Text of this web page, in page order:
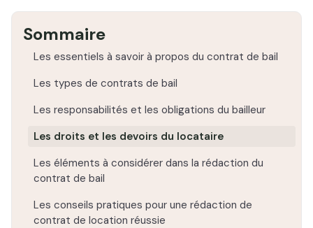
Sommaire
Les essentiels à savoir à propos du contrat de bail
Les types de contrats de bail
Les responsabilités et les obligations du bailleur
Les droits et les devoirs du locataire
Les éléments à considérer dans la rédaction du
contrat de bail
Les conseils pratiques pour une rédaction de
contrat de location réussie